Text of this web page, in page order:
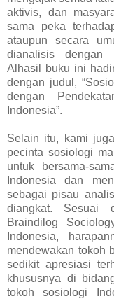
aktivis, dan
sama peka
ataupun secara
dianalisis dengan
Alhasil buku ini
dengan judul,
dengan
Indonesia”.
Selain itu, kami
pecinta sosiologi
untuk bersama-
Indonesia dan
sebagai pisau
diangkat. Sesuai
Braindilog
Indonesia,
mendewakan tokoh
sedikit apresiasi
khususnya di
tokoh sosiologi